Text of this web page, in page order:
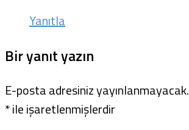
Yanıtla
Bir yanıt yazın
E-posta adresiniz yayınlanmayacak.
*ile işaretlenmişlerdir